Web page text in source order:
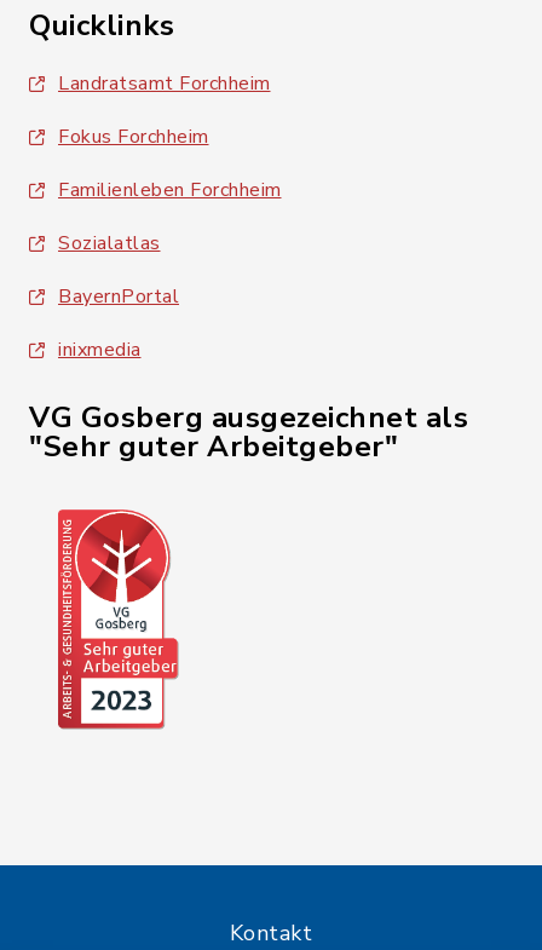
Quicklinks
Landratsamt Forchheim
Fokus Forchheim
Familienleben Forchheim
Sozialatlas
BayernPortal
inixmedia
VG Gosberg ausgezeichnet als
"Sehr guter Arbeitgeber"
Kontakt